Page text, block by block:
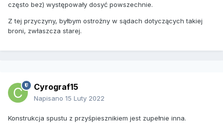
często bez) występowały dosyć powszechnie.
Z tej przyczyny, byłbym ostrożny w sądach dotyczących takiej
broni, zwłaszcza starej.
Cyrograf15
Napisano 15 Luty 2022
Konstrukcja spustu z przyśpiesznikiem jest zupełnie inna.